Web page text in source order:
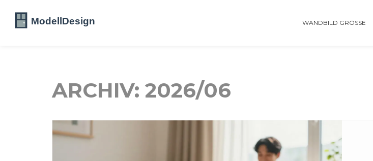
WANDBILD GRÖSSE
ARCHIV: 2026/06